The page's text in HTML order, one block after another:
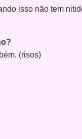
isso não tem
(risos)